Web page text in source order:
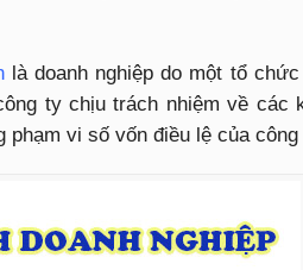
là doanh nghiệp do một tổ chức
ty chịu trách nhiệm về các
vi số vốn điều lệ của công